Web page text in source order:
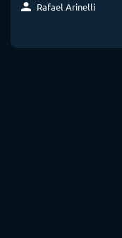
Rafael Arinelli